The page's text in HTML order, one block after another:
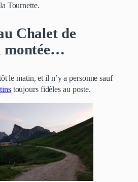
Tournette.
Chalet de
montée…
le matin, et il n’y a personne sauf
toujours fidèles au poste.